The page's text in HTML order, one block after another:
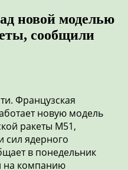
новой моделью
сообщили
Французская
новую модель
ракеты М51,
сил ядерного
в понедельник
на компанию